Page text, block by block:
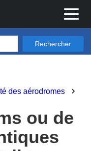
Toggle
Rechercher
des aérodromes
ou de